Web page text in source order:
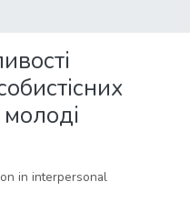
молоді
in interpersonal